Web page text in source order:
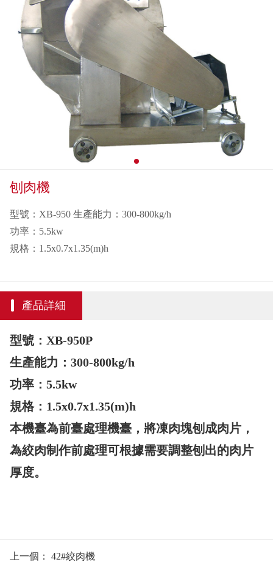
刨肉機
型號：XB-950 生產能力：300-800kg/h
功率：5.5kw
規格：1.5x0.7x1.35(m)h
產品詳細
型號：XB-950P
生產能力：300-800kg/h
功率：5.5kw
規格：1.5x0.7x1.35(m)h
本機臺為前臺處理機臺，將凍肉塊刨成肉片，
為絞肉制作前處理可根據需要調整刨出的肉片
厚度。
上一個： 42#絞肉機